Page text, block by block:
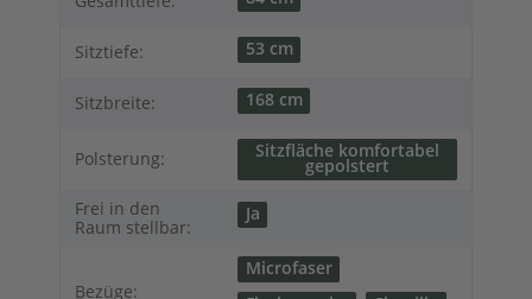
Sitztiefe: 53 cm
Sitzbreite: 168 cm
Polsterung: Sitzfläche komfortabel
gepolstert
Frei in den
Raum stellbar:
Ja
Bezüge:
Microfaser